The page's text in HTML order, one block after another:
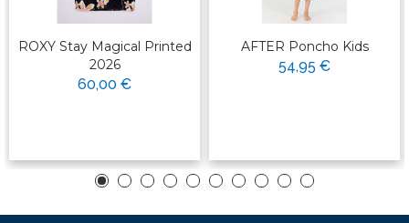
ROXY Stay Magical Printed
2026
60,00 €
AFTER Poncho Kids
54,95 €